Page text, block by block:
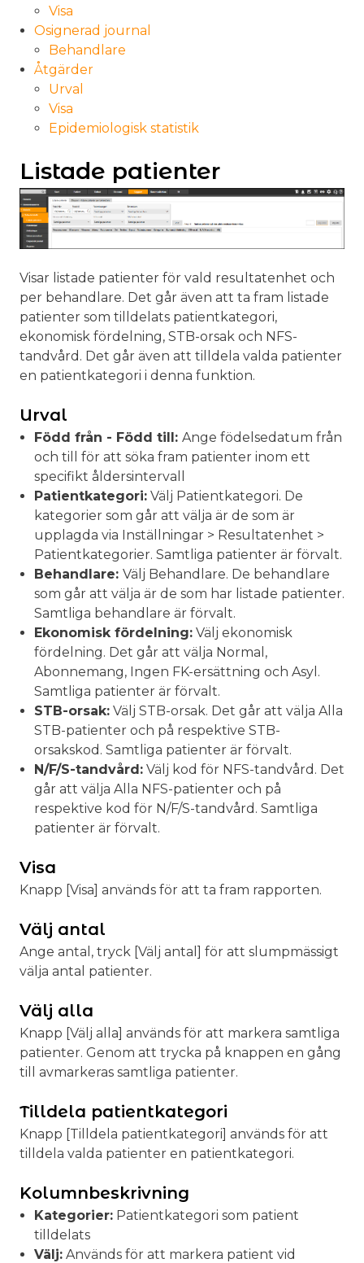
Visa
Osignerad journal
Behandlare
Åtgärder
Urval
Visa
Epidemiologisk statistik
Listade patienter
Visar listade patienter för vald resultatenhet och
per behandlare. Det går även att ta fram listade
patienter som tilldelats patientkategori,
ekonomisk fördelning, STB-orsak och NFS-
tandvård. Det går även att tilldela valda patienter
en patientkategori i denna funktion.
Urval
Född från - Född till: Ange födelsedatum från
och till för att söka fram patienter inom ett
specifikt åldersintervall
Patientkategori: Välj Patientkategori. De
kategorier som går att välja är de som är
upplagda via Inställningar > Resultatenhet >
Patientkategorier. Samtliga patienter är förvalt.
Behandlare: Välj Behandlare. De behandlare
som går att välja är de som har listade patienter.
Samtliga behandlare är förvalt.
Ekonomisk fördelning: Välj ekonomisk
fördelning. Det går att välja Normal,
Abonnemang, Ingen FK-ersättning och Asyl.
Samtliga patienter är förvalt.
STB-orsak: Välj STB-orsak. Det går att välja Alla
STB-patienter och på respektive STB-
orsakskod. Samtliga patienter är förvalt.
N/F/S-tandvård: Välj kod för NFS-tandvård. Det
går att välja Alla NFS-patienter och på
respektive kod för N/F/S-tandvård. Samtliga
patienter är förvalt.
Visa
Knapp [Visa] används för att ta fram rapporten.
Välj antal
Ange antal, tryck [Välj antal] för att slumpmässigt
välja antal patienter.
Välj alla
Knapp [Välj alla] används för att markera samtliga
patienter. Genom att trycka på knappen en gång
till avmarkeras samtliga patienter.
Tilldela patientkategori
Knapp [Tilldela patientkategori] används för att
tilldela valda patienter en patientkategori.
Kolumnbeskrivning
Kategorier: Patientkategori som patient
tilldelats
Välj: Används för att markera patient vid